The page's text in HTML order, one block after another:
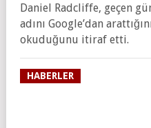
Daniel Radcliffe, geçen
adını Google’dan
okuduğunu itiraf etti.
HABERLER